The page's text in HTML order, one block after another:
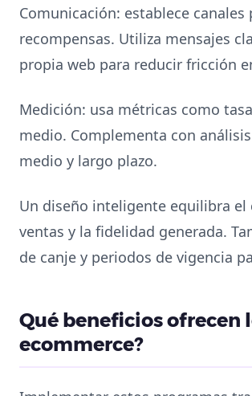
Comunicación: establece
recompensas. Utiliza mensajes
propia web para reducir fricción
Medición: usa métricas como
medio. Complementa con
medio y largo plazo.
Un diseño inteligente equilibra
ventas y la fidelidad generada.
de canje y periodos de vigencia
Qué beneficios ofrecen
ecommerce?